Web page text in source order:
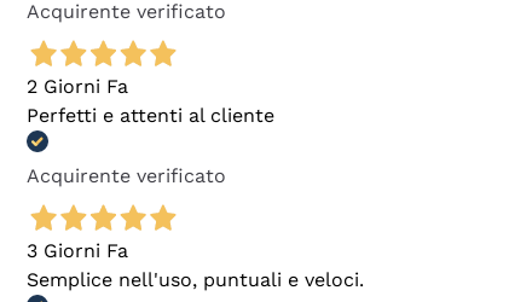
Acquirente verificato
2 Giorni Fa
Perfetti e attenti al cliente
Acquirente verificato
3 Giorni Fa
Semplice nell'uso, puntuali e veloci.